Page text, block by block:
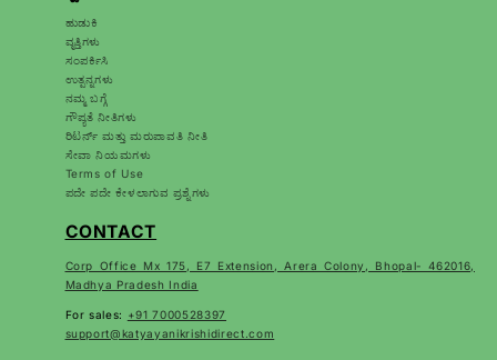
ಹುಡುಕಿ
ವೃತ್ತಿಗಳು
ಸಂಪರ್ಕಿಸಿ
ಉತ್ಪನ್ನಗಳು
ನಮ್ಮ ಬಗ್ಗೆ
ಗೌಪ್ಯತೆ ನೀತಿಗಳು
ರಿಟರ್ನ್ ಮತ್ತು ಮರುಪಾವತಿ ನೀತಿ
ಸೇವಾ ನಿಯಮಗಳು
Terms of Use
ಪದೇ ಪದೇ ಕೇಳಲಾಗುವ ಪ್ರಶ್ನೆಗಳು
CONTACT
Corp Office Mx 175, E7 Extension, Arera Colony, Bhopal- 462016,
Madhya Pradesh India
For sales: +91 7000528397
support@katyayanikrishidirect.com